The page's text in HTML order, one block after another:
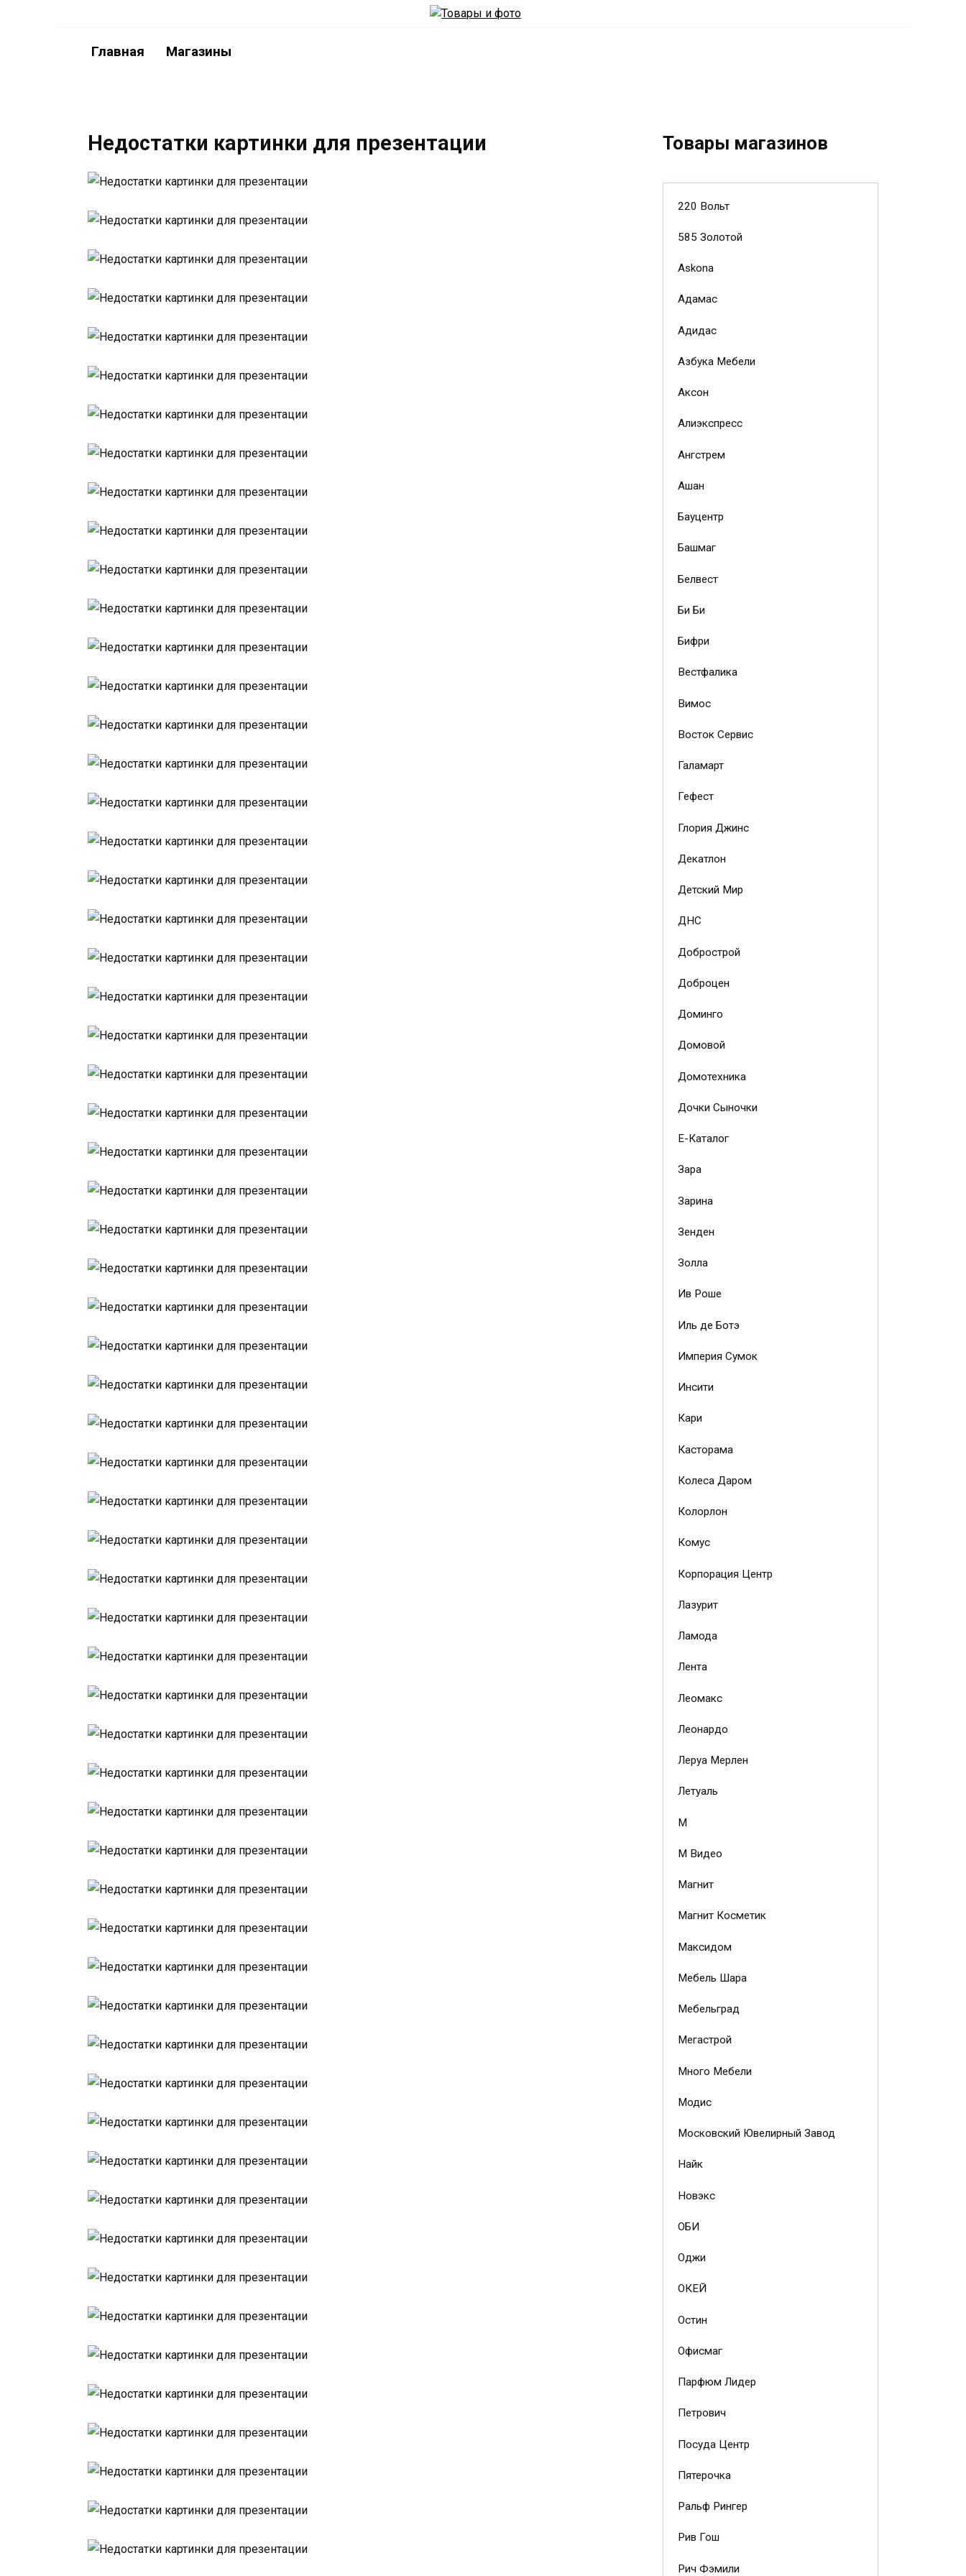
Главная Магазины
Недостатки картинки для презентации Товары магазинов
220 Вольт
585 Золотой
Askona
Адамас
Адидас
Азбука Мебели
Аксон
Алиэкспресс
Ангстрем
Ашан
Бауцентр
Башмаг
Белвест
Би Би
Бифри
Вестфалика
Вимос
Восток Сервис
Галамарт
Гефест
Глория Джинс
Декатлон
Детский Мир
ДНС
Добрострой
Доброцен
Доминго
Домовой
Домотехника
Дочки Сыночки
Е-Каталог
Зара
Зарина
Зенден
Золла
Ив Роше
Иль де Ботэ
Империя Сумок
Инсити
Кари
Касторама
Колеса Даром
Колорлон
Комус
Корпорация Центр
Лазурит
Ламода
Лента
Леомакс
Леонардо
Леруа Мерлен
Летуаль
М
М Видео
Магнит
Магнит Косметик
Максидом
Мебель Шара
Мебельград
Мегастрой
Много Мебели
Модис
Московский Ювелирный Завод
Найк
Новэкс
ОБИ
Оджи
ОКЕЙ
Остин
Офисмаг
Парфюм Лидер
Петрович
Посуда Центр
Пятерочка
Ральф Рингер
Рив Гош
Рич Фэмили